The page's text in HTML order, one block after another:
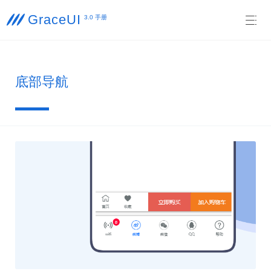
 GraceUI 3.0 手册 
底部导航